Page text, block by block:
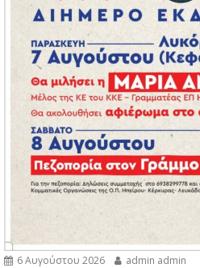
6 Αυγούστου 2026 admin admin